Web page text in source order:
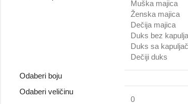
Muška majica
Ženska majica
Dečija majica
Duks bez
Duks sa
Dečiji duks
Odaberi boju
Odaberi veličinu
0